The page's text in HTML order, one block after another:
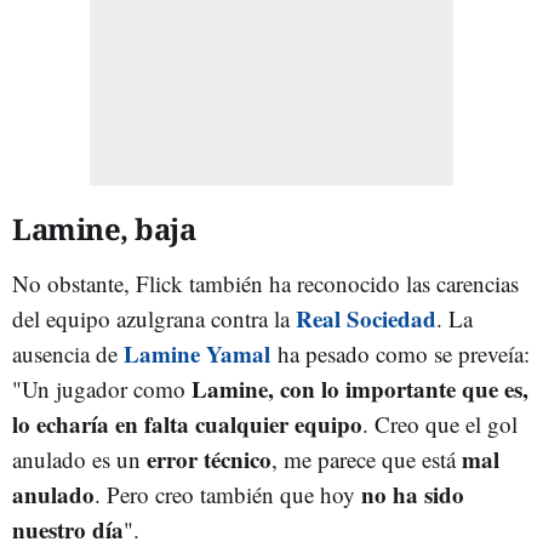
Lamine, baja
No obstante, Flick también ha reconocido las carencias
del equipo azulgrana contra laReal Sociedad. La
ausencia de Lamine Yamal ha pesado como se preveía:
"Un jugador como Lamine, con lo importante que es,
lo echaría en falta cualquier equipo. Creo que el gol
anulado es un error técnico, me parece que estámal
anulado. Pero creo también que hoy no ha sido
nuestro día".